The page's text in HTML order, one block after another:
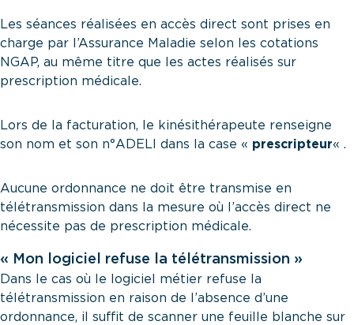
Les séances réalisées en accès direct sont prises en
charge par l’Assurance Maladie selon les cotations
NGAP, au même titre que les actes réalisés sur
prescription médicale.
Lors de la facturation, le kinésithérapeute renseigne
son nom et son n°ADELI dans la case « prescripteur« .
Aucune ordonnance ne doit être transmise en
télétransmission dans la mesure où l’accès direct ne
nécessite pas de prescription médicale.
« Mon logiciel refuse la télétransmission »
Dans le cas où le logiciel métier refuse la
télétransmission en raison de l’absence d’une
ordonnance, il suffit de scanner une feuille blanche sur